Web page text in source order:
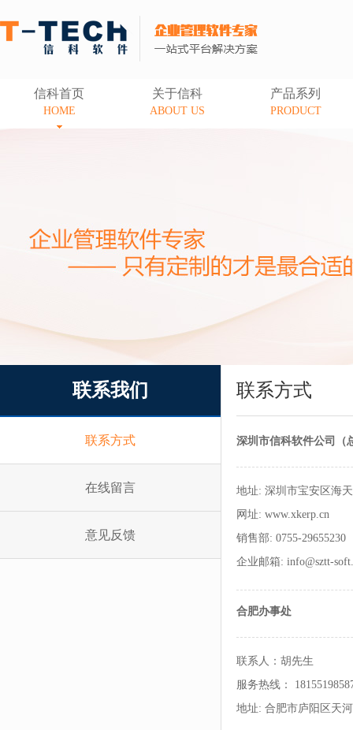
信科首页
HOME
关于信科
ABOUT US
产品系列
PRODUCT
联系我们
联系方式
在线留言
意见反馈
联系方式
深圳市信科软件公司（
地址: 深圳市宝安区海
网址: www.xkerp.cn
销售部: 0755-29655230
企业邮箱: info@sztt-
合肥办事处
联系人：胡先生
服务热线：
地址: 合肥市庐阳区天